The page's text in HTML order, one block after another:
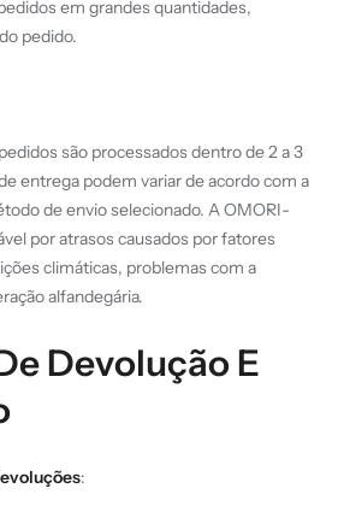
em grandes quantidades,
pedido.
são processados dentro de 2 a 3
entrega podem variar de acordo com a
de envio selecionado. A OMORI-
por atrasos causados por fatores
climáticas, problemas com a
alfandegária.
Devolução E
: